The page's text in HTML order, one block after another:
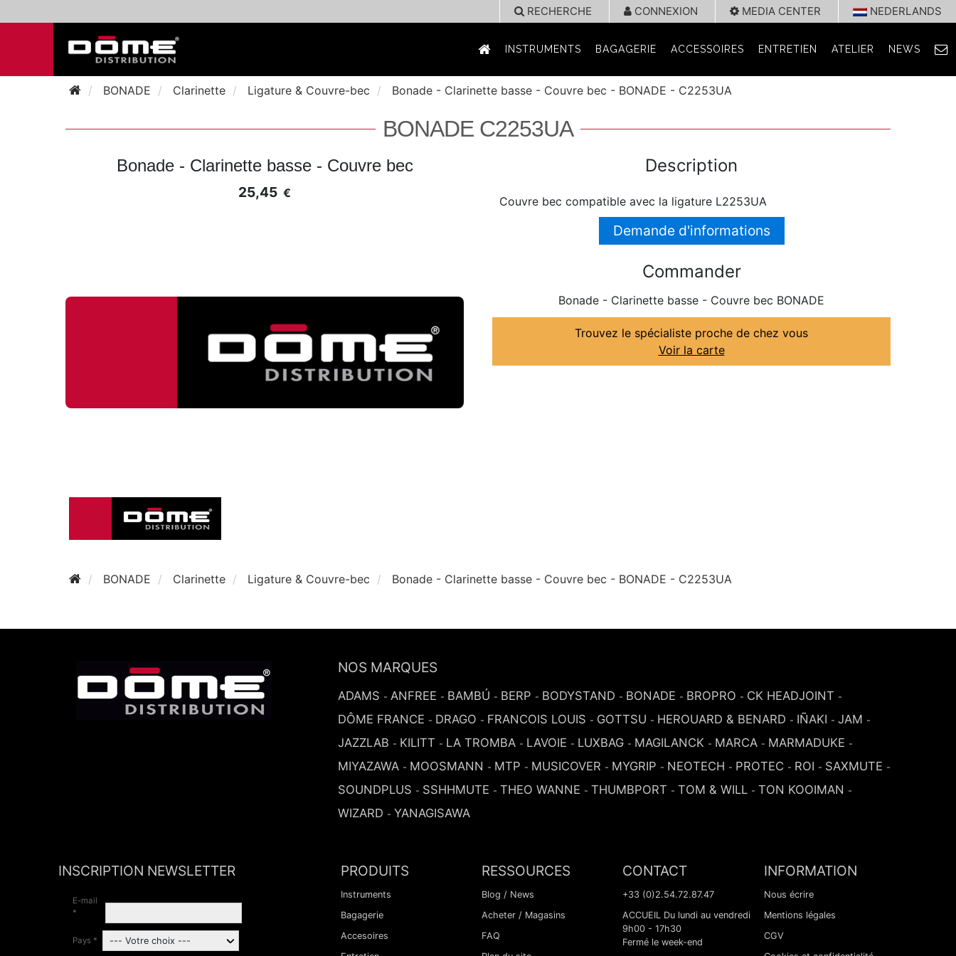
RECHERCHE CONNEXION MEDIA CENTER NEDERLANDS
INSTRUMENTS BAGAGERIE ACCESSOIRES ENTRETIEN ATELIER NEWS
BONADE Clarinette Ligature & Couvre-bec Bonade - Clarinette basse - Couvre bec - BONADE - C2253UA
BONADE C2253UA
Bonade - Clarinette basse - Couvre bec
25,45 €
Description
Couvre bec compatible avec la ligature L2253UA
Demande d'informations
Commander
Bonade - Clarinette basse - Couvre bec BONADE
Trouvez le spécialiste proche de chez vous
Voir la carte
BONADE Clarinette Ligature & Couvre-bec Bonade - Clarinette basse - Couvre bec - BONADE - C2253UA
NOS MARQUES
ADAMS - ANFREE - BAMBÚ - BERP - BODYSTAND - BONADE - BROPRO - CK HEADJOINT -
DÔME FRANCE - DRAGO - FRANCOIS LOUIS - GOTTSU - HEROUARD & BENARD - IÑAKI - JAM -
JAZZLAB - KILITT - LA TROMBA - LAVOIE - LUXBAG - MAGILANCK - MARCA - MARMADUKE -
MIYAZAWA - MOOSMANN - MTP - MUSICOVER - MYGRIP - NEOTECH - PROTEC - ROI - SAXMUTE -
SOUNDPLUS - SSHHMUTE - THEO WANNE - THUMBPORT - TOM & WILL - TON KOOIMAN -
WIZARD - YANAGISAWA
INSCRIPTION NEWSLETTER
E-mail
*
Pays *
PRODUITS
Instruments
Bagagerie
Accesoires
RESSOURCES
Blog / News
Acheter / Magasins
FAQ
CONTACT
+33 (0)2.54.72.87.47
ACCUEIL Du lundi au vendredi
9h00 - 17h30
Fermé le week-end
INFORMATION
Nous écrire
Mentions légales
CGV